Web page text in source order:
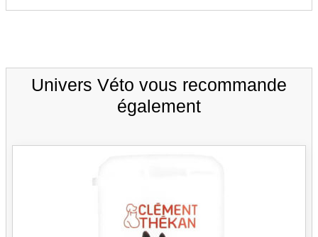
Univers Véto vous recommande
également